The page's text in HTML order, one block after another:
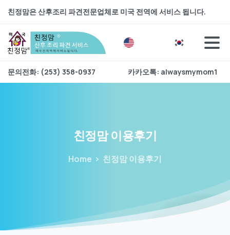
친정맘은 산후조리 파견전문업체로 미국 전역에 서비스 됩니다.
문의전화: (253) 358-0937 카카오톡: alwaysmymom1
친정맘이용후기
Home 친정맘 이용후기